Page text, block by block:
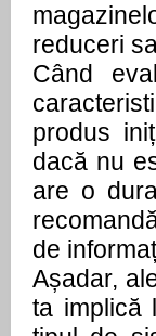
reduceri
Când
produs
dacă nu
are o
de
Așadar,
ta implică